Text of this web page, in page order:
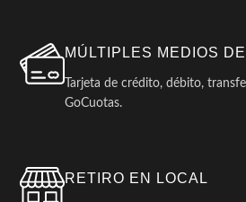
MÚLTIPLES MEDIOS
Tarjeta de crédito, débito,
GoCuotas.
RETIRO EN LOCAL